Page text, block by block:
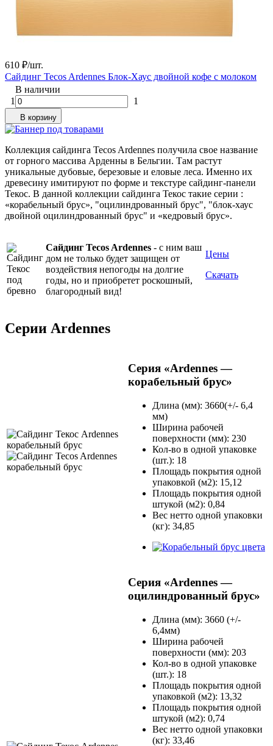
610 ₽/шт.
Сайдинг Tecos Ardennes Блок-Хаус двойной кофе с молоком
В наличии
1
1
В корзину
Коллекция сайдинга Tecos Ardennes получила свое название
от горного массива Арденны в Бельгии. Там растут
уникальные дубовые, березовые и еловые леса. Именно их
древесину имитируют по форме и текстуре сайдинг-панели
Текос. В данной коллекции сайдинга Текос такие серии :
«корабельный брус», "оцилиндрованный брус", "блок-хаус
двойной оцилиндрованный брус" и «кедровый брус».
Сайдинг Tecos Ardennes - с ним ваш
дом не только будет защищен от
воздействия непогоды на долгие
годы, но и приобретет роскошный,
благородный вид!
Цены
Скачать
Серии Ardennes
Серия «Ardennes —
корабельный брус»
Длина (мм): 3660(+/- 6,4
мм)
Ширина рабочей
поверхности (мм): 230
Кол-во в одной упаковке
(шт.): 18
Площадь покрытия одной
упаковкой (м2): 15,12
Площадь покрытия одной
штукой (м2): 0,84
Вес нетто одной упаковки
(кг): 34,85
Серия «Ardennes —
оцилиндрованный брус»
Длина (мм): 3660 (+/-
6,4мм)
Ширина рабочей
поверхности (мм): 203
Кол-во в одной упаковке
(шт.): 18
Площадь покрытия одной
упаковкой (м2): 13,32
Площадь покрытия одной
штукой (м2): 0,74
Вес нетто одной упаковки
(кг): 33,46